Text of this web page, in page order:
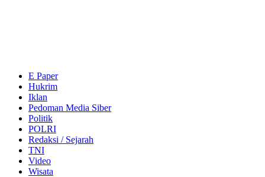
E Paper
Hukrim
Iklan
Pedoman Media Siber
Politik
POLRI
Redaksi / Sejarah
TNI
Video
Wisata